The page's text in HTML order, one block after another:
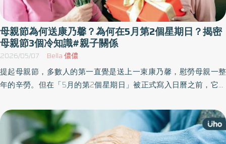
母親節為何送康乃馨？為何在5月第2個星期日？揭密
母親節3個冷知識#親子關係
2026/05/07 Bella 儂儂
提起母親節，多數人的第一直覺是送上一束康乃馨，慰勞母親一整
年的辛勞。但在「5月的第2個星期日」被正式寫入日曆之前，它其
最終卻在商人的炒作下走向了失控。在溫馨的祝賀聲背後，究竟隱
藏著哪些令人唏噓的歷史脈絡？帶你揭開關於母親節3個不可不知的
真實冷知識。